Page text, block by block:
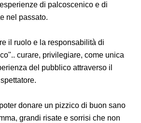
di palcoscenico e di
nel passato.
il ruolo e la responsabilità di
curare, privilegiare, come unica
del pubblico attraverso il
donare un pizzico di buon sano
grandi risate e sorrisi che non